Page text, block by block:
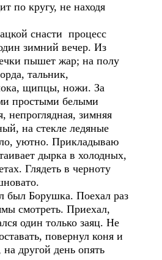
по кругу, не находя
снасти процесс
зимний вечер. Из
пышет жар; на полу
тальник,
щипцы, ножи. За
простыми белыми
непроглядная, зимняя
на стекле ледяные
уютно. Прикладываю
дырка в холодных,
Глядеть в черноту
был Борушка. Поехал раз
смотреть. Приехал,
один только заяц. Не
повернул коня и
другой день опять